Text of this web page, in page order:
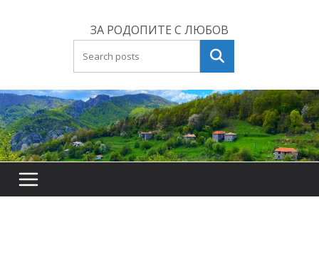
ЗА РОДОПИТЕ С ЛЮБОВ
Търсене